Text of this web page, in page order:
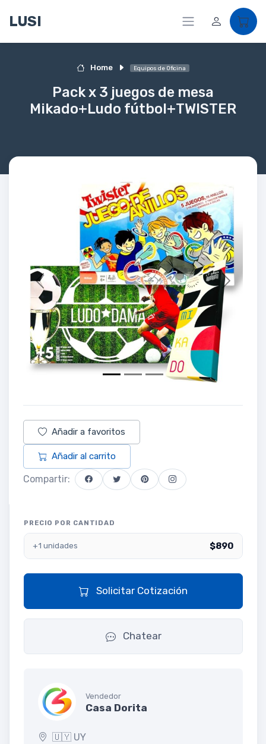
LUSI
Home Equipos de Oficina
Pack x 3 juegos de mesa
Mikado+Ludo fútbol+TWISTER
Previous Next
Añadir a favoritos
Añadir al carrito
Compartir:
PRECIO POR CANTIDAD
+1 unidades $890
Solicitar Cotización
Chatear
Vendedor
Casa Dorita
🇺🇾 UY